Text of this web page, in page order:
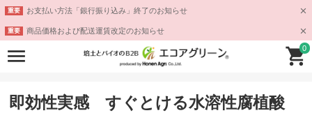
重要 お支払い方法「銀行振り込み」終了のお知らせ
重要 商品価格および配送運賃改定のお知らせ
0
即効性実感 すぐとける水溶性腐植酸